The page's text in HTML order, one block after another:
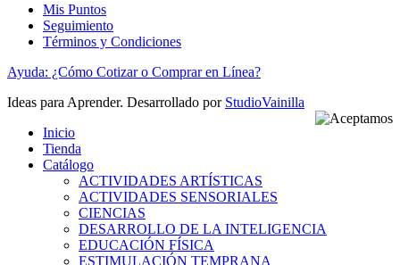
Mis Puntos
Seguimiento
Términos y Condiciones
Ayuda: ¿Cómo Cotizar o Comprar en Línea?
Ideas para Aprender. Desarrollado por StudioVainilla
Inicio
Tienda
Catálogo
ACTIVIDADES ARTÍSTICAS
ACTIVIDADES SENSORIALES
CIENCIAS
DESARROLLO DE LA INTELIGENCIA
EDUCACIÓN FÍSICA
ESTIMULACIÓN TEMPRANA